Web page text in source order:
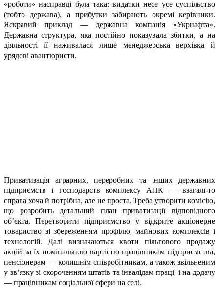
«роботи» насправді була така: видатки несе усе суспільство
(тобто держава), а прибутки забирають окремі керівники.
Яскравий приклад — державна компанія «Укрнафта».
Державна структура, яка постійно показувала збитки, а на
діяльності її наживалася лише менеджерська верхівка й
урядові авантюристи.
Приватизація аграрних, переробних та інших державних
підприємств і господарств комплексу АПК — взагалі-то
справа хоча й потрібна, але не проста. Треба утворити комісію,
що розробить детальний план приватизації відповідного
об’єкта. Перетворити підприємство у відкрите акціонерне
товариство зі збереженням профілю, майнових комплексів і
технологій. Далі визначаються квоти пільгового продажу
акцій за їх номінальною вартістю працівникам підприємства,
пенсіонерам — колишнім співробітникам, а також звільненим
у зв’язку зі скороченням штатів та інвалідам праці, і на додачу
— працівникам соціальної сфери на селі.